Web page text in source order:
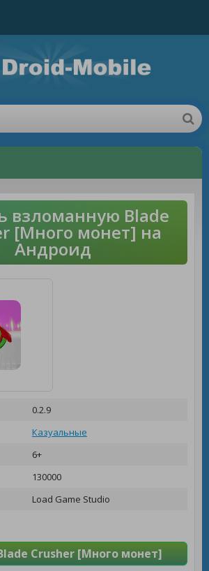
взломанную Blade
[Много монет] на
Андроид
0.2.9
Казуальные
6+
130000
Load Game Studio
Crusher [Много монет]